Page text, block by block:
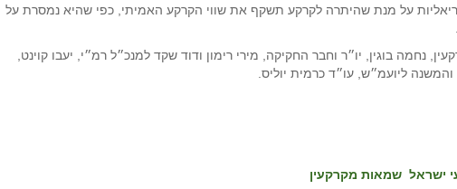
על מנת שהיתרה לקרקע תשקף את שווי הקרקע האמיתי, כפי שהיא נמסרת על
נחמה בוגין, יו״ר וחבר החקיקה, מירי רימון ודוד שקד למנכ״ל רמ״י, יעבו קוינט,
ליועמ״ש, עו״ד כרמית יוליס.
ישראל שמאות מקרקעין